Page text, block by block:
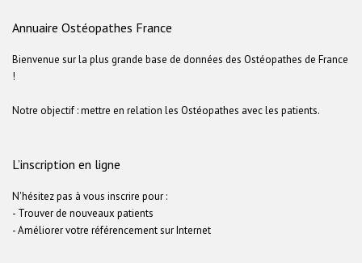
Annuaire Ostéopathes France
Bienvenue sur la plus grande base de données des Ostéopathes de France
!
Notre objectif : mettre en relation les Ostéopathes avec les patients.
L’inscription en ligne
N'hésitez pas à vous inscrire pour :
- Trouver de nouveaux patients
- Améliorer votre référencement sur Internet